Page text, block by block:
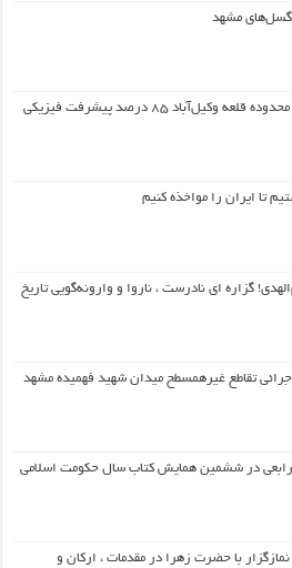
مشهد
طراحی شهری محدوده قلعه وکیل‌آباد ۸۵ درصد پیشرفت فیزیکی
تا ایران را مواخذه کنیم
گزاره ای نادرست ، ناروا و وارونه‌گویی تاریخ
تقاطع غیرهمسطح میدان شهید فهمیده مشهد
در ششمین همایش کتاب سال حکومت اسلامی
نمازگزار با حضرت زهرا در مقدمات ، ارکان و